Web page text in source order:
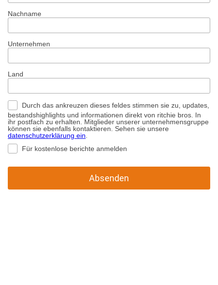
Nachname
Unternehmen
Land
Durch das ankreuzen dieses feldes stimmen sie zu, updates,
bestandshighlights und informationen direkt von ritchie bros. In
ihr postfach zu erhalten. Mitglieder unserer unternehmensgruppe
können sie ebenfalls kontaktieren. Sehen sie unsere
datenschutzerklärung ein
Für kostenlose berichte anmelden
Absenden